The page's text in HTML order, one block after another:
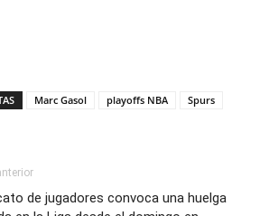
Marc Gasol playoffs NBA Spurs
de jugadores convoca una huelga